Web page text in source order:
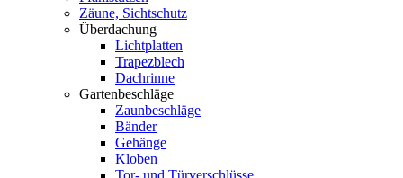
Zäune, Sichtschutz
Überdachung
Lichtplatten
Trapezblech
Dachrinne
Gartenbeschläge
Zaunbeschläge
Bänder
Gehänge
Kloben
Tor- und Türverschlüsse